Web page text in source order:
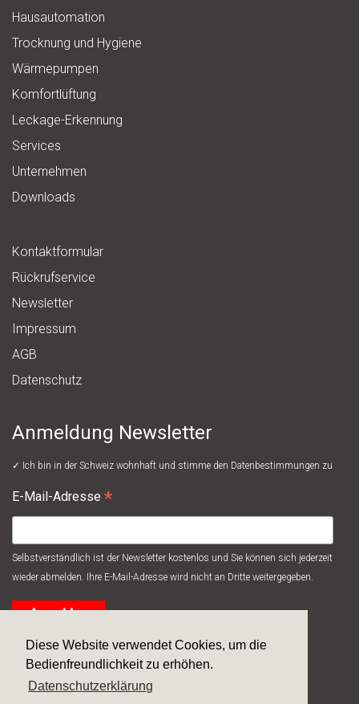
Diese Website verwendet Cookies, um die
Bedienfreundlichkeit zu erhöhen.
Datenschutzerklärung
Hausautomation
Trocknung und Hygiene
Wärmepumpen
Komfortlüftung
Leckage-Erkennung
Services
Unternehmen
Downloads
Kontaktformular
Rückrufservice
Newsletter
Impressum
AGB
Datenschutz
Anmeldung Newsletter
✓ Ich bin in der Schweiz wohnhaft und stimme den Datenbestimmungen zu
E-Mail-Adresse *
Selbstverständlich ist der Newsletter kostenlos und Sie können sich jederzeit
wieder abmelden. Ihre E-Mail-Adresse wird nicht an Dritte weitergegeben.